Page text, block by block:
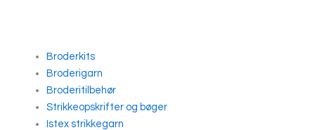
Broderkits
Broderigarn
Broderitilbehør
Strikkeopskrifter og bøger
Istex strikkegarn